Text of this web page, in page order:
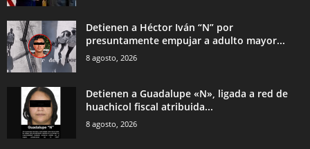
Detienen a Héctor Iván “N” por
presuntamente empujar a adulto mayor...
8 agosto, 2026
Detienen a Guadalupe «N», ligada a red de
huachicol fiscal atribuida...
8 agosto, 2026